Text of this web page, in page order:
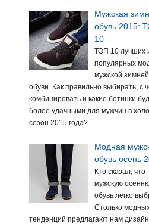
Мужская
обувь 2015:
10
ТОП 10 лучших
популярных
мужской зимней
обуви. Как правильно выбирать, с
комбинировать и какие ботинки
более удачными для мужчин в
сезон 2015 года?
Модная
обувь осень
Кто сказал, что
мужскую
обувь легко
Столько
тенденций предлагают нам